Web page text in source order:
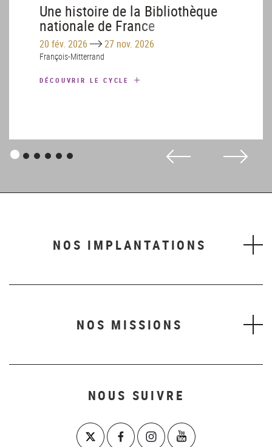
Une histoire de la Bibliothèque
nationale de France
20 fév. 2026 Until27 nov. 2026
François-Mitterrand
DÉCOUVRIR LE CYCLE
Panneau
Panneau
Panneau
Panneau
Panneau
Panneau
NOS IMPLANTATIONS
NOS MISSIONS
NOUS SUIVRE